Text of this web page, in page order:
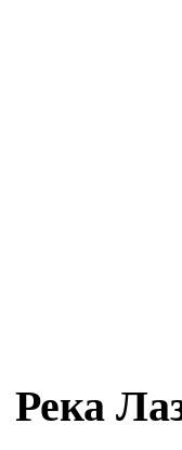
Река